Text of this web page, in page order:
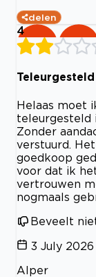
delen
4
Teleurgesteld
Helaas moet
teleurgesteld
Zonder
verstuurd.
goedkoop
voor dat ik
vertrouwen
nogmaals
Beveelt
3 July 2026
Alper